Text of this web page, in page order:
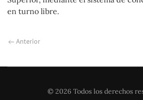
en turno libre.
Anterior
© 2026Todos los derechos